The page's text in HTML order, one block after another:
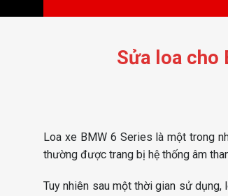
Sửa loa cho
Loa xe BMW 6 Series là một trong
thường được trang bị hệ thống âm
Tuy nhiên sau một thời gian sử